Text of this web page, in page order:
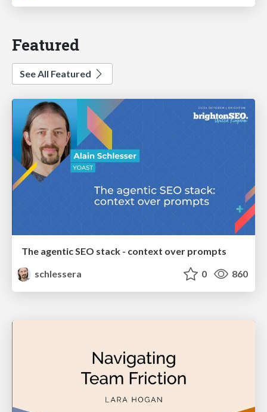
Featured
See All Featured
The agentic SEO stack - context over prompts
schlessera
0 860